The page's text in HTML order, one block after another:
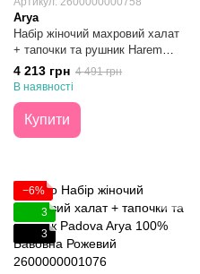
Arya
Набір жіночий махровий халат
+ тапочки та рушник Harem
Arya 100% Бавовна Білий S/M
4 213 грн 4 491 грн
В наявності
Купити
−6%
3
3